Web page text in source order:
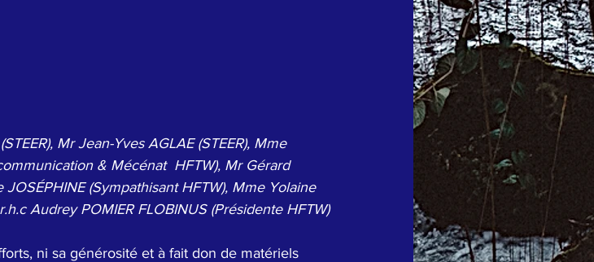
Mr Jean-Yves AGLAE (STEER), Mme
& Mécénat  HFTW), Mr Gérard
(Sympathisant HFTW), Mme Yolaine
Audrey POMIER FLOBINUS (Présidente HFTW)
ni sa générosité et à fait don de matériels